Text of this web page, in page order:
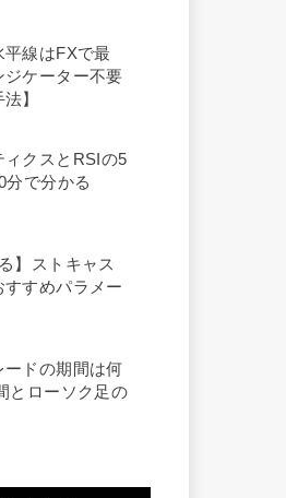
平線はFXで最
ジケーター不要
】
ィクスとRSIの5
分で分かる
】ストキャス
すすめパラメー
ードの期間は何
とローソク足の